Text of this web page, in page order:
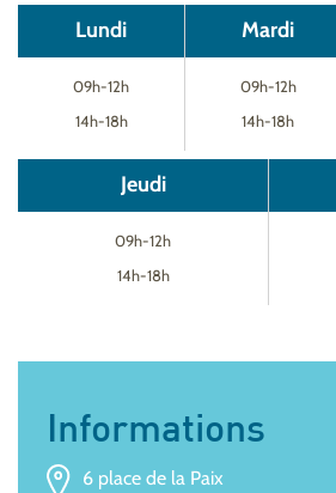
Informations
6 place de la Paix
Lundi
09h-12h
14h-18h
Mardi
09h-12h
14h-18h
Jeudi
09h-12h
14h-18h